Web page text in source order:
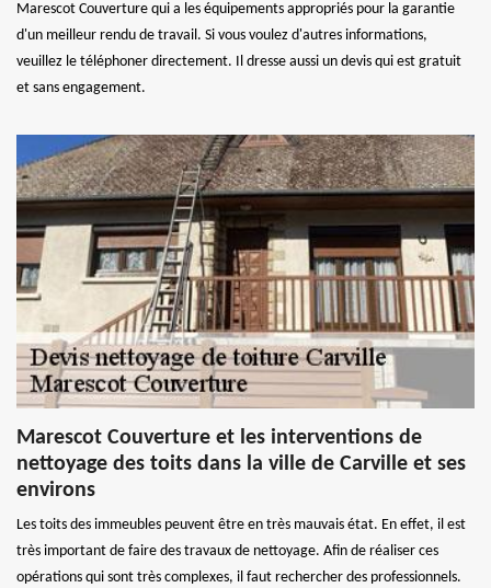
Marescot Couverture qui a les équipements appropriés pour la garantie
d'un meilleur rendu de travail. Si vous voulez d'autres informations,
veuillez le téléphoner directement. Il dresse aussi un devis qui est gratuit
et sans engagement.
Marescot Couverture et les interventions de
nettoyage des toits dans la ville de Carville et ses
environs
Les toits des immeubles peuvent être en très mauvais état. En effet, il est
très important de faire des travaux de nettoyage. Afin de réaliser ces
opérations qui sont très complexes, il faut rechercher des professionnels.